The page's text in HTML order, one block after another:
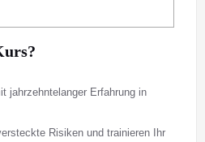
jahrzehntelanger Erfahrung in
Risiken und trainieren Ihr